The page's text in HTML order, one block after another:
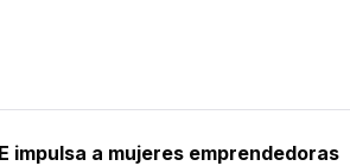
impulsa a mujeres emprendedoras